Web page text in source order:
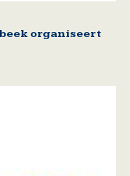
organiseert